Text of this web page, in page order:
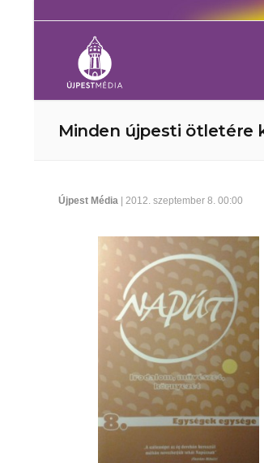
Minden újpesti ötletére
Újpest Média | 2012. szeptember 8. 00:00